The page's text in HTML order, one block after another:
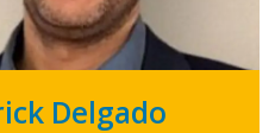
Delgado